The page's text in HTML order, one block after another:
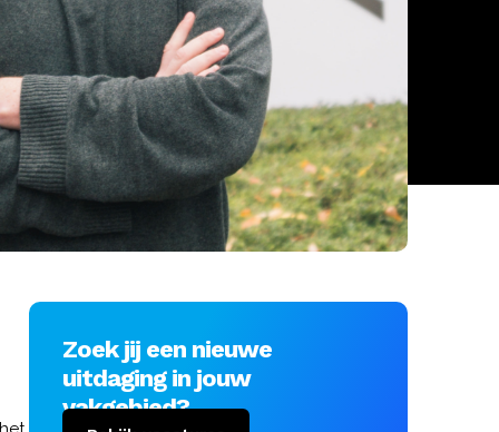
Zoek jij een nieuwe
uitdaging in jouw
vakgebied?